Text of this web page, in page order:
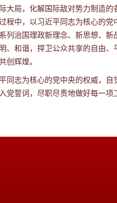
大局，化解国际敌对势力制造
程中，以习近平同志为核心的党
列治国理政新理念、新思想、新
、和谐，捍卫公众共享的自由
创辉煌。
同志为核心的党中央的权威，自
党誓词，尽职尽责地做好每一